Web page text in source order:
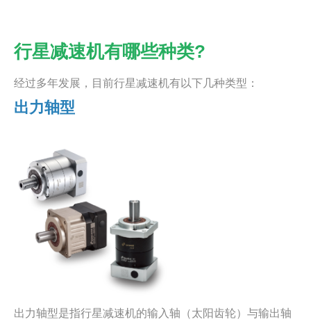
行星减速机有哪些种类?
经过多年发展，目前行星减速机有以下几种类型：
出力轴型
出力轴型是指行星减速机的输入轴（太阳齿轮）与输出轴